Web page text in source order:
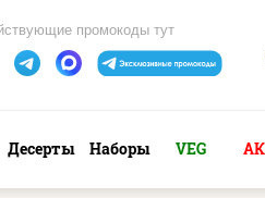
промокоды тут
Десерты Наборы VEG